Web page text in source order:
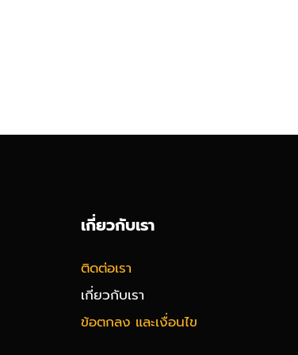
เกี่ยวกับเรา
ติดต่อเรา
เกี่ยวกับเรา
ข้อตกลง และเงื่อนไข